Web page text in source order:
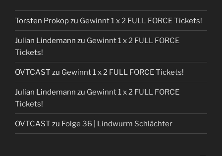
Torsten Prokopzu Gewinnt 1 x 2 FULL FORCE Tickets!
Julian Lindemann zu Gewinnt 1 x 2 FULL FORCE
Tickets!
OVTCAST zu Gewinnt 1 x 2 FULL FORCE Tickets!
Julian Lindemann zu Gewinnt 1 x 2 FULL FORCE
Tickets!
OVTCAST zu Folge 36 | Lindwurm Schlächter